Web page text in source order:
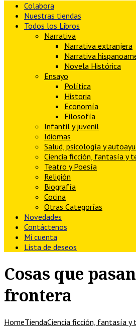
Colabora
Nuestras tiendas
Todos los Libros
Narrativa
Narrativa extranjera
Narrativa
Novela Histórica
Ensayo
Política
Historia
Economía
Filosofía
Infantil y juvenil
Idiomas
Salud, psicología y
Ciencia ficción, fantasía y
Teatro y Poesía
Religión
Biografía
Cocina
Otras Categorías
Novedades
Contáctenos
Mi cuenta
Lista de deseos
Cosas que
frontera
HomeTiendaCiencia ficción, fantasía y